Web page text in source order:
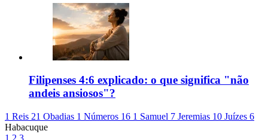
Filipenses 4:6 explicado: o que significa "não
andeis ansiosos"?
1 Reis 21 Obadias 1 Números 16 1 Samuel 7 Jeremias 10 Juízes 6
Habacuque
1 2 3